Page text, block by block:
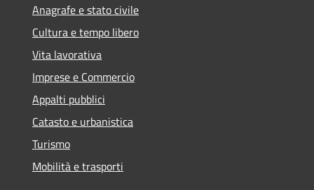
Anagrafe e stato civile
Cultura e tempo libero
Vita lavorativa
Imprese e Commercio
Appalti pubblici
Catasto e urbanistica
Turismo
Mobilità e trasporti